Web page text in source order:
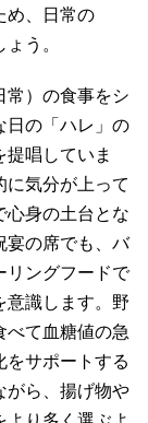
め、日常の
う。
常）の食事をシ
日の「ハレ」の
唱していま
に気分が上って
心身の土台とな
宴の席でも、バ
リングフードで
意識します。野
べて血糖値の急
をサポートする
がら、揚げ物や